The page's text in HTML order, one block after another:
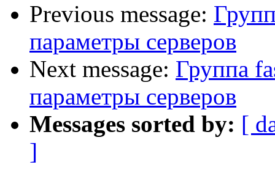
Previous message:
параметры серверов
Next message: Группа
параметры серверов
Messages sorted by: [
]